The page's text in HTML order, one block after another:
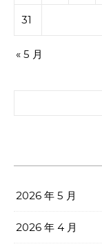
31
« 5 月
2026 年 5 月
2026 年 4 月